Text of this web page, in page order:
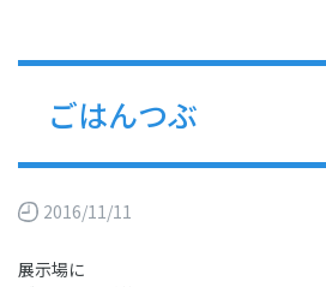
ごはんつぶ
2016/11/11
展示場に